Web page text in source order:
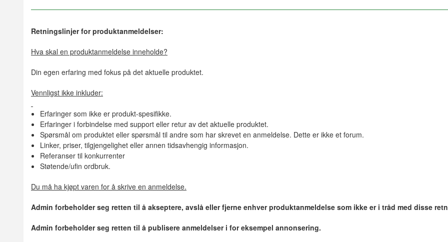
Retningslinjer for produktanmeldelser:
Hva skal en produktanmeldelse inneholde?
Din egen erfaring med fokus på det aktuelle produktet.
Vennligst ikke inkluder:
Erfaringer som ikke er produkt-spesifikke.
Erfaringer i forbindelse med support eller retur av det aktuelle produktet.
Spørsmål om produktet eller spørsmål til andre som har skrevet en anmeldelse. Dette er ikke et forum.
Linker, priser, tilgjengelighet eller annen tidsavhengig informasjon.
Referanser til konkurrenter
Støtende/ufin ordbruk.
Du må ha kjøpt varen for å skrive en anmeldelse.
Admin forbeholder seg retten til å akseptere, avslå eller fjerne enhver produktanmeldelse som ikke er i tråd med disse
Admin forbeholder seg retten til å publisere anmeldelser i for eksempel annonsering.